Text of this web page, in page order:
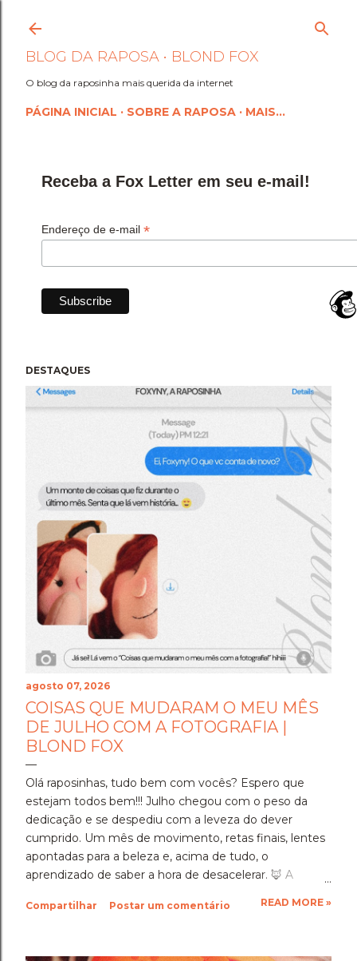
Pular para o conteúdo
BLOG DA RAPOSA • BLOND FOX
O blog da raposinha mais querida da internet
PÁGINA INICIAL SOBRE A RAPOSA MAIS…
Receba a Fox Letter em seu e-mail!
Endereço de e-mail *
DESTAQUES
agosto 07, 2026
COISAS QUE MUDARAM O MEU MÊS
DE JULHO COM A FOTOGRAFIA |
BLOND FOX
Olá raposinhas, tudo bem com vocês? Espero que
estejam todos bem!!! Julho chegou com o peso da
dedicação e se despediu com a leveza do dever
cumprido. Um mês de movimento, retas finais, lentes
apontadas para a beleza e, acima de tudo, o
aprendizado de saber a hora de desacelerar. ​🦊 A
mês em que a disciplina atingiu o seu ponto mais alto.
Compartilhar Postar um comentário READ MORE »